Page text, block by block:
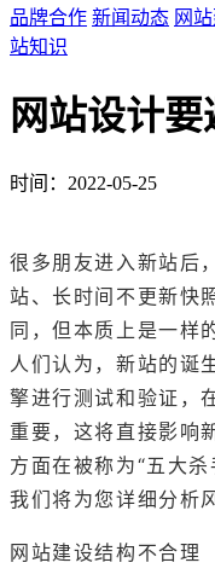
品牌合作 新闻动态 网
站知识
网站设计
时间：2022-05-25
很多朋友进入新站后
站、长时间不更新快
同，但本质上是一样
人们认为，新站的诞
擎进行测试和验证，
重要，这将直接影响
方面在被称为“五大
我们将为您详细分析
网站建设结构不合理